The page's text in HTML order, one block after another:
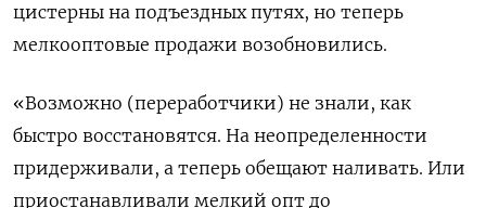
цистерны на подъездных путях, но теперь
мелкооптовые продажи возобновились.
«Возможно (переработчики) не знали, как
быстро восстановятся. На неопределенности
придерживали, а теперь обещают наливать. Или
приостанавливали мелкий опт до